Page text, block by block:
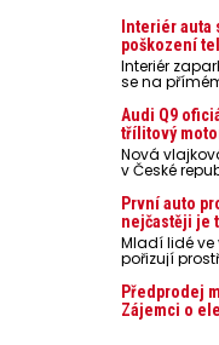
Interiér auta
poškození
Interiér
se na
nebezpečí
nebo
poškodit
zvýšit riziko
Audi Q9
třílitový
Nová
v České
První auto
nejčastěji je
Mladí lidé ve
pořizují
auto.
tisíc korun
přesahuje
Předprodej
Zájemci o